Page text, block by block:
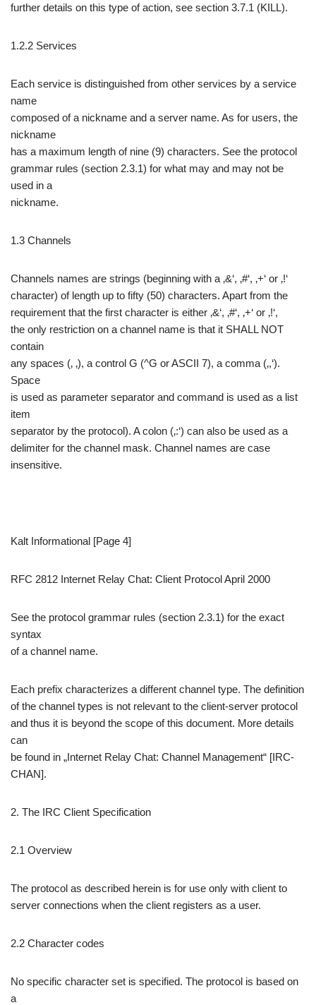
further details on this type of action, see section 3.7.1 (KILL).
1.2.2 Services
Each service is distinguished from other services by a service
name
composed of a nickname and a server name. As for users, the
nickname
has a maximum length of nine (9) characters. See the protocol
grammar rules (section 2.3.1) for what may and may not be
used in a
nickname.
1.3 Channels
Channels names are strings (beginning with a ‚&‘, ‚#‘, ‚+‘ or ‚!‘
character) of length up to fifty (50) characters. Apart from the
requirement that the first character is either ‚&‘, ‚#‘, ‚+‘ or ‚!‘,
the only restriction on a channel name is that it SHALL NOT
contain
any spaces (‚ ‚), a control G (^G or ASCII 7), a comma (‚,‘).
Space
is used as parameter separator and command is used as a list
item
separator by the protocol). A colon (‚:‘) can also be used as a
delimiter for the channel mask. Channel names are case
insensitive.
Kalt Informational [Page 4]
RFC 2812 Internet Relay Chat: Client Protocol April 2000
See the protocol grammar rules (section 2.3.1) for the exact
syntax
of a channel name.
Each prefix characterizes a different channel type. The definition
of the channel types is not relevant to the client-server protocol
and thus it is beyond the scope of this document. More details
can
be found in „Internet Relay Chat: Channel Management“ [IRC-
CHAN].
2. The IRC Client Specification
2.1 Overview
The protocol as described herein is for use only with client to
server connections when the client registers as a user.
2.2 Character codes
No specific character set is specified. The protocol is based on
a